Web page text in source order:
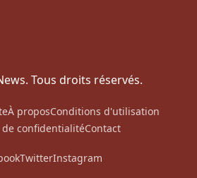
Tous droits réservés.
À proposConditions d'utilisation
confidentialitéContact
TwitterInstagram